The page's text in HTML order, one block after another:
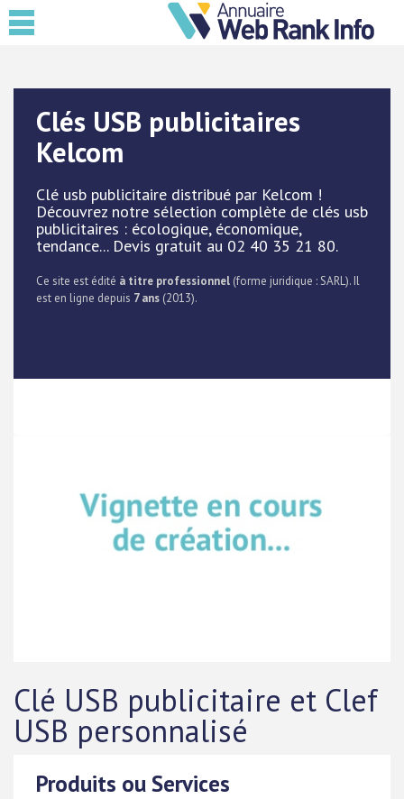
Clés USB publicitaires
Kelcom
Clé usb publicitaire distribué par Kelcom !
Découvrez notre sélection complète de clés usb
publicitaires : écologique, économique,
tendance... Devis gratuit au 02 40 35 21 80.
Ce site est édité à titre professionnel (forme juridique : SARL). Il
est en ligne depuis 7 ans (2013).
Clé USB publicitaire et Clef
USB personnalisé
Produits ou Services